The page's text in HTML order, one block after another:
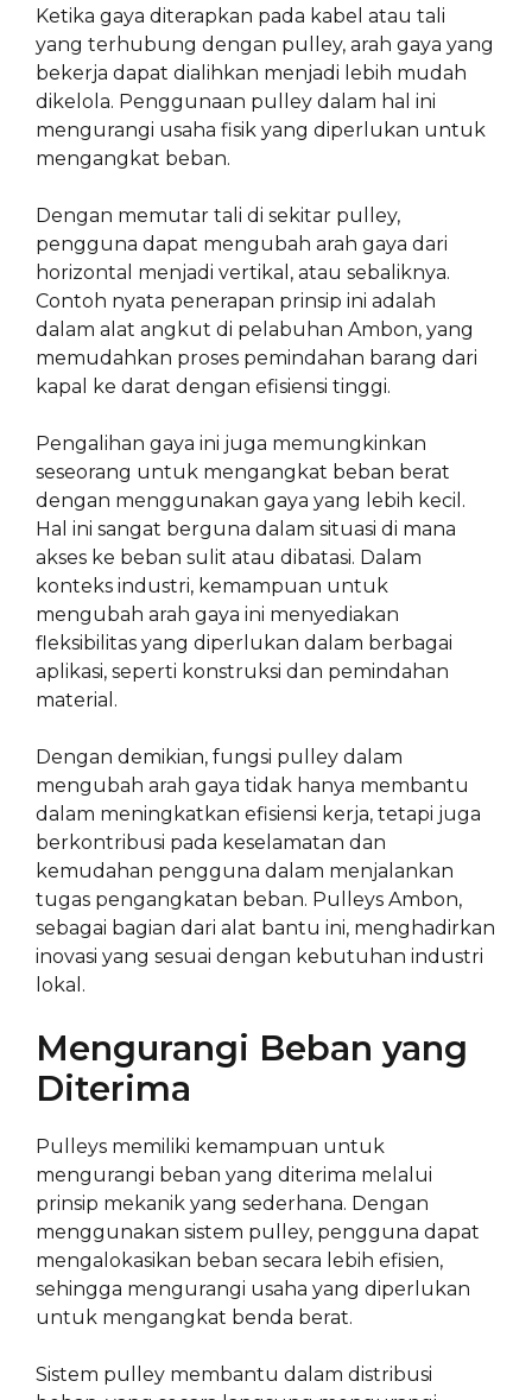
Ketika gaya diterapkan pada kabel atau tali
yang terhubung dengan pulley, arah gaya yang
bekerja dapat dialihkan menjadi lebih mudah
dikelola. Penggunaan pulley dalam hal ini
mengurangi usaha fisik yang diperlukan untuk
mengangkat beban.
Dengan memutar tali di sekitar pulley,
pengguna dapat mengubah arah gaya dari
horizontal menjadi vertikal, atau sebaliknya.
Contoh nyata penerapan prinsip ini adalah
dalam alat angkut di pelabuhan Ambon, yang
memudahkan proses pemindahan barang dari
kapal ke darat dengan efisiensi tinggi.
Pengalihan gaya ini juga memungkinkan
seseorang untuk mengangkat beban berat
dengan menggunakan gaya yang lebih kecil.
Hal ini sangat berguna dalam situasi di mana
akses ke beban sulit atau dibatasi. Dalam
konteks industri, kemampuan untuk
mengubah arah gaya ini menyediakan
fleksibilitas yang diperlukan dalam berbagai
aplikasi, seperti konstruksi dan pemindahan
material.
Dengan demikian, fungsi pulley dalam
mengubah arah gaya tidak hanya membantu
dalam meningkatkan efisiensi kerja, tetapi juga
berkontribusi pada keselamatan dan
kemudahan pengguna dalam menjalankan
tugas pengangkatan beban. Pulleys Ambon,
sebagai bagian dari alat bantu ini, menghadirkan
inovasi yang sesuai dengan kebutuhan industri
lokal.
Mengurangi Beban yang
Diterima
Pulleys memiliki kemampuan untuk
mengurangi beban yang diterima melalui
prinsip mekanik yang sederhana. Dengan
menggunakan sistem pulley, pengguna dapat
mengalokasikan beban secara lebih efisien,
sehingga mengurangi usaha yang diperlukan
untuk mengangkat benda berat.
Sistem pulley membantu dalam distribusi